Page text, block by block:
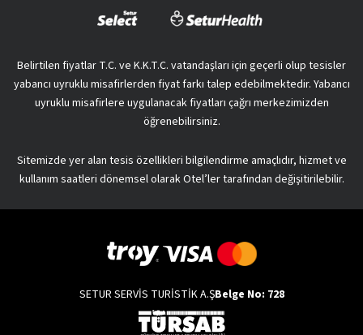
Belirtilen fiyatlar T.C. ve K.K.T.C. vatandaşları için geçerli olup tesisler
yabancı uyruklu misafirlerden fiyat farkı talep edebilmektedir. Yabancı
uyruklu misafirlere uygulanacak fiyatları çağrı merkezimizden
öğrenebilirsiniz.
Sitemizde yer alan tesis özellikleri bilgilendirme amaçlıdır, hizmet ve
kullanım saatleri dönemsel olarak Otel’ler tarafından değişitirilebilir.
SETUR SERVİS TURİSTİK A.ŞBelge No: 728